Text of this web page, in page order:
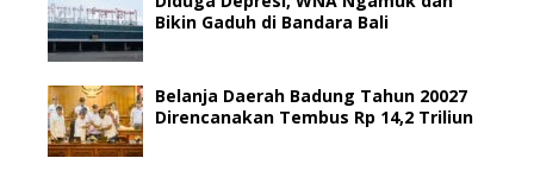
Bikin Gaduh di Bandara Bali
Belanja Daerah Badung Tahun 20027
Direncanakan Tembus Rp 14,2 Triliun